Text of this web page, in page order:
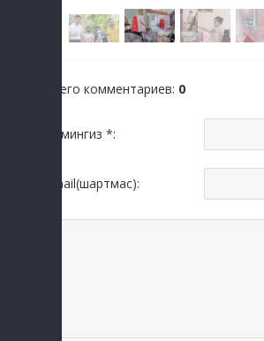
Всего комментариев: 0
Исмингиз *:
Email(шартмас):